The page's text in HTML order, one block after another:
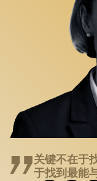
关键不在于
于找到最能